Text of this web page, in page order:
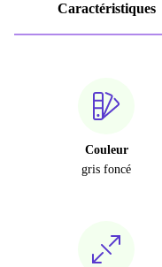
Caractéristiques
Couleur
gris foncé